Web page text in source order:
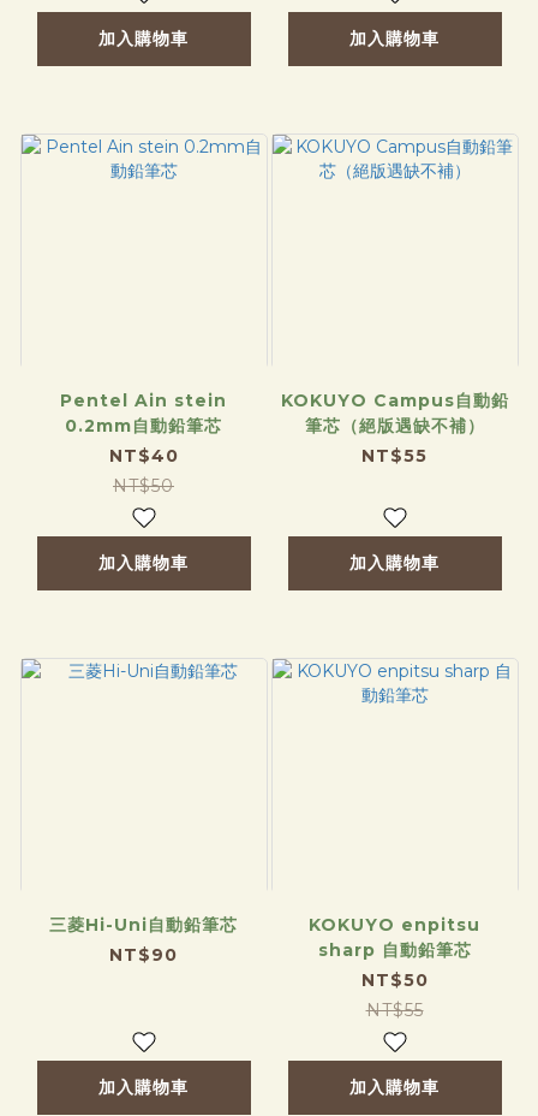
加入購物車 加入購物車
Pentel Ain stein
0.2mm自動鉛筆芯
NT$40
NT$50
加入購物車
KOKUYO Campus自動鉛
筆芯（絕版遇缺不補）
NT$55
加入購物車
三菱Hi-Uni自動鉛筆芯
NT$90
加入購物車
KOKUYO enpitsu
sharp 自動鉛筆芯
NT$50
NT$55
加入購物車